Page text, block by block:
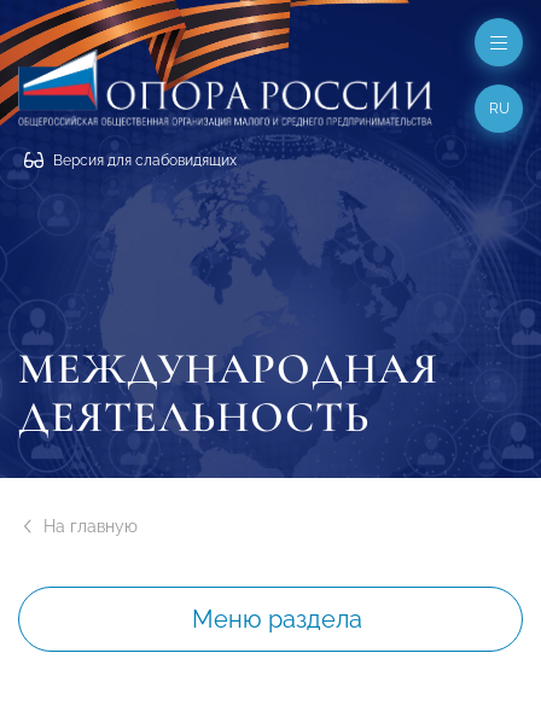
Версия для слабовидящих
RU
МЕЖДУНАРОДНАЯ
ДЕЯТЕЛЬНОСТЬ
На главную
Меню раздела